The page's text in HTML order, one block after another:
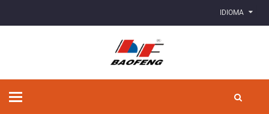
IDIOMA
Alternar